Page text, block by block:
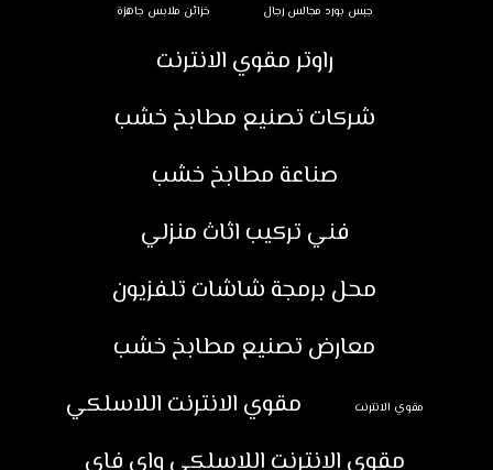
جبس بورد مجالس رجال خزائن ملابس جاهزة
راوتر مقوي الانترنت
شركات تصنيع مطابخ خشب
صناعة مطابخ خشب
فني تركيب اثاث منزلي
محل برمجة شاشات تلفزيون
معارض تصنيع مطابخ خشب
مقوي الانترنت
مقوي الانترنت اللاسلكي
مقوي الانترنت اللاسلكي واي فاي